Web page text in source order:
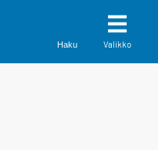
Haku Valikko